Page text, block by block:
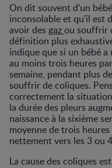
On dit souvent d'un
inconsolable et qu'il est
avoir des gazou souffrir
définition plus
indique que si un bébé
au moins trois heures
semaine, pendant plus
souffrir de coliques.
correctement la
la durée des pleurs
naissance à la sixième
moyenne de trois
nettement vers les 3 ou
La cause des coliques